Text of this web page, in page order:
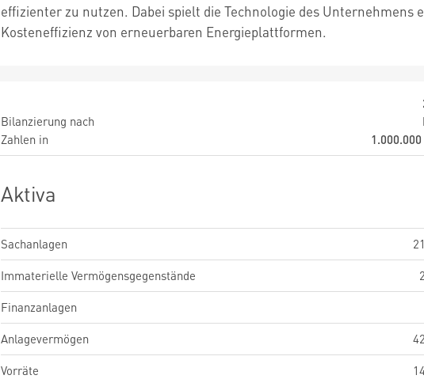
effizienter zu nutzen. Dabei spielt die Technologie des
Kosteneffizienz von erneuerbaren Energieplattformen.
Bilanzierung nach
Zahlen in
1.000.000
Aktiva
Sachanlagen
Immaterielle Vermögensgegenstände
Finanzanlagen
Anlagevermögen
Vorräte